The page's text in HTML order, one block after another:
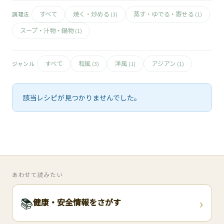
🥚
調理法 すべて 焼く・炒める (3) 蒸す・ゆでる・寄せる (1)
スープ・汁物・鍋物 (1)
ジャンル すべて 和風 (3) 洋風 (1) アジアン (1)
該当レシピが見つかりませんでした。
あわせて読みたい
📚健康・安全情報をさがす ›